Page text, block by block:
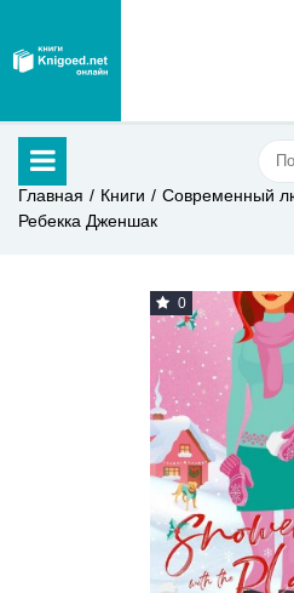
Главная Книги
Современный
Ребекка Дженшак
0